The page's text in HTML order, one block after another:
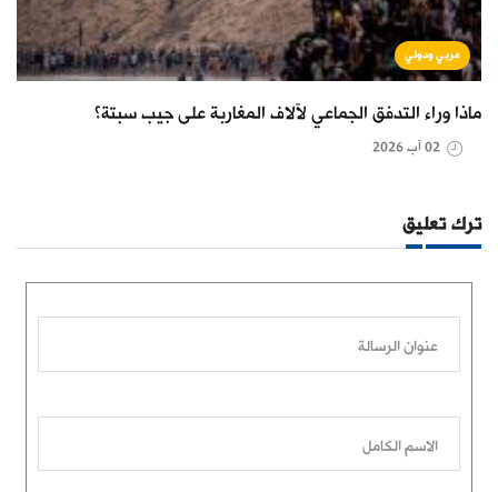
عربي ودولي
ماذا وراء التدفق الجماعي لآلاف المغاربة على جيب سبتة؟
ترك تعليق
عنوان الرسالة
الاسم الكامل